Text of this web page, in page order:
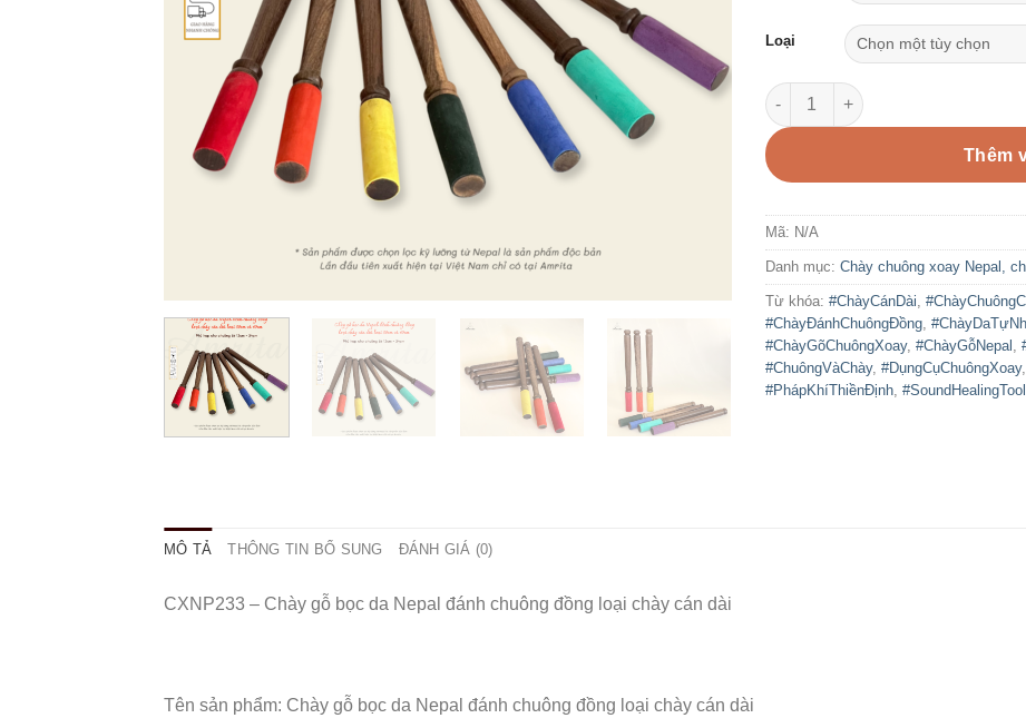
Loại
CXNP233 - Chày gỗ bọc da
Thêm
Mã: N/A
Danh mục: Chày chuông xoay Nepal,
Từ khóa: #ChàyCánDài,
#ChàyĐánhChuôngĐồng,
#ChàyGõChuôngXoay, #ChàyGỗNepal ,
#ChuôngVàChày, #DụngCụChuôngXoay,
#PhápKhíThiềnĐịnh, #SoundHealingTool
MÔ TẢ THÔNG TIN BỔ SUNG ĐÁNH GIÁ (0)
CXNP233 – Chày gỗ bọc da Nepal đánh chuông đồng loại chày cán dài
Tên sản phẩm: Chày gỗ bọc da Nepal đánh chuông đồng loại chày cán dài